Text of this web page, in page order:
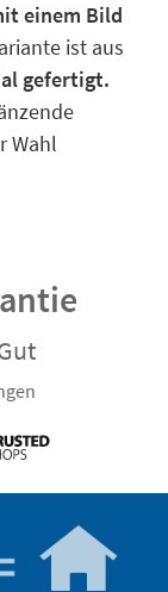
einem Bild
ist aus
gefertigt.
Wahl